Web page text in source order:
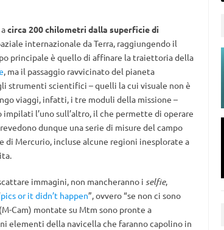
circa 200 chilometri dalla superficie di
internazionale da Terra, raggiungendo il
principale è quello di affinare la traiettoria della
, ma il passaggio ravvicinato del pianeta
strumenti scientifici – quelli la cui visuale non è
viaggi, infatti, i tre moduli della missione –
l’uno sull’altro, il che permette di operare
dunque una serie di misure del campo
di Mercurio, incluse alcune regioni inesplorate a
immagini, non mancheranno i selfie,
pics or it didn’t happen”, ovvero “se non ci sono
Cam) montate su Mtm sono pronte a
elementi della navicella che faranno capolino in